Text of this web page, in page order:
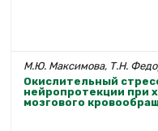
М.Ю. Максимова, Т.Н.
Окислительный
нейропротекции при
мозгового